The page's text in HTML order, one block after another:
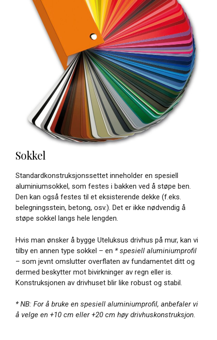
Sokkel
Standardkonstruksjonssettet inneholder en spesiell
aluminiumsokkel, som festes i bakken ved å støpe ben.
Den kan også festes til et eksisterende dekke (f.eks.
belegningsstein, betong, osv.). Det er ikke nødvendig å
støpe sokkel langs hele lengden.
Hvis man ønsker å bygge Uteluksus drivhus på mur, kan vi
tilby en annen type sokkel – en * spesiell aluminiumprofil
– som jevnt omslutter overflaten av fundamentet ditt og
dermed beskytter mot bivirkninger av regn eller is.
Konstruksjonen av drivhuset blir like robust og stabil.
* NB: For å bruke en spesiell aluminiumprofil, anbefaler vi
å velge en +10 cm eller +20 cm høy drivhuskonstruksjon.